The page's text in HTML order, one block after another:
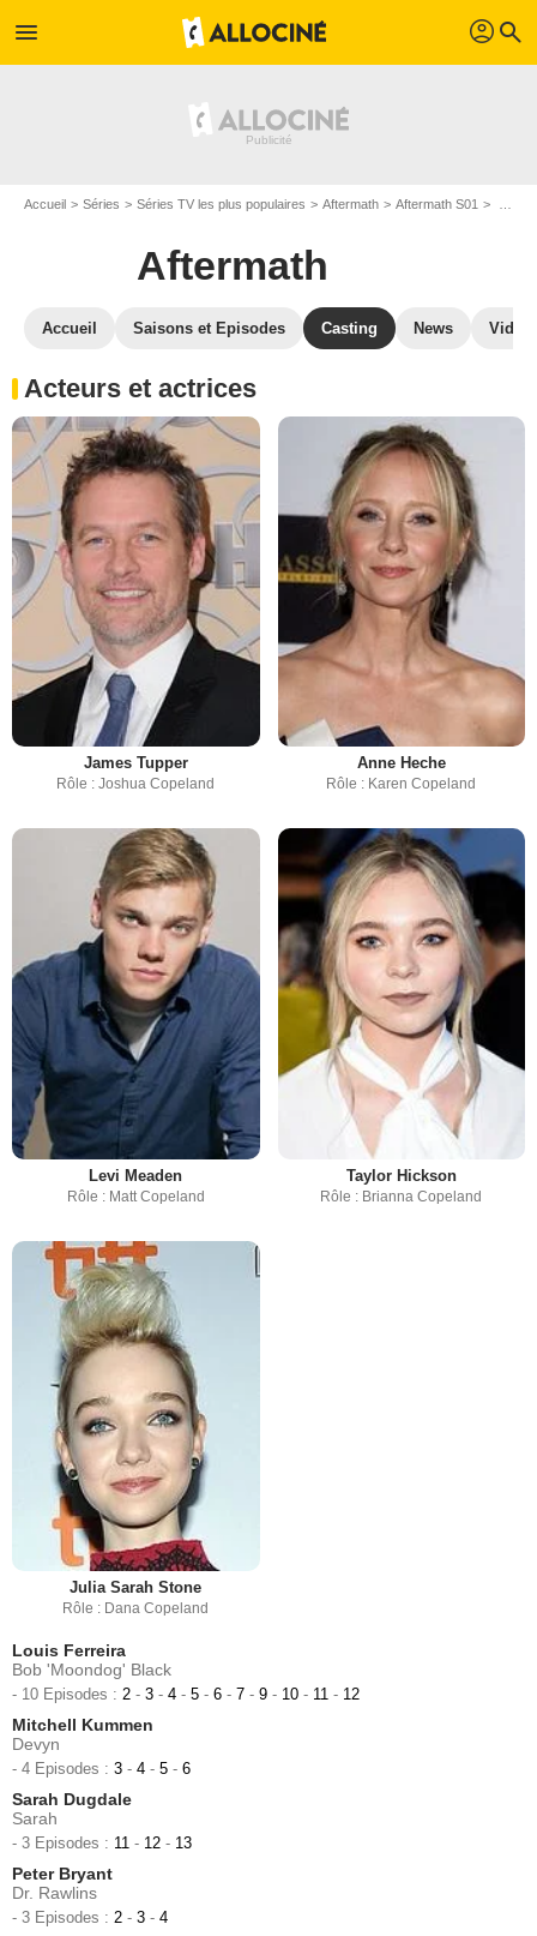
menu profil search
Accueil Séries Séries TV les plus populaires Aftermath Aftermath S01
Aftermath
Accueil Saisons et Episodes Casting News
Acteurs et actrices
James Tupper
Rôle : Joshua Copeland
Anne Heche
Rôle : Karen Copeland
Levi Meaden
Rôle : Matt Copeland
Taylor Hickson
Rôle : Brianna Copeland
Julia Sarah Stone
Rôle : Dana Copeland
Louis Ferreira
Bob 'Moondog' Black
- 10 Episodes : 2 - 3 - 4 - 5 - 6 - 7 - 9 - 10 - 11 - 12
Mitchell Kummen
Devyn
- 4 Episodes : 3 - 4 - 5 - 6
Sarah Dugdale
Sarah
- 3 Episodes : 11 - 12 - 13
Peter Bryant
Dr. Rawlins
- 3 Episodes : 2 - 3 - 4